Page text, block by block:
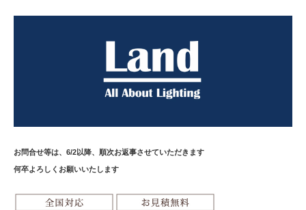
お問合せ等は、6/2以降、順次お返事させていただきます
何卒よろしくお願いいたします